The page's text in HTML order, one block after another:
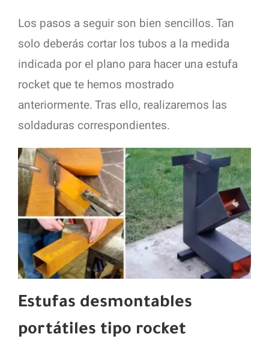
Los pasos a seguir son bien sencillos. Tan
solo deberás cortar los tubos a la medida
indicada por el plano para hacer una estufa
rocket que te hemos mostrado
anteriormente. Tras ello, realizaremos las
soldaduras correspondientes.
Estufas desmontables
portátiles tipo rocket